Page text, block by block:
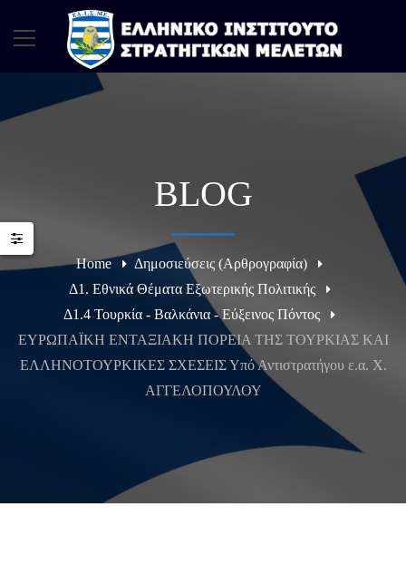
BLOG
Home
Δημοσιεύσεις (Αρθρογραφία)
Δ1. Εθνικά Θέματα Εξωτερικής Πολιτικής
Δ1.4 Τουρκία - Βαλκάνια - Εύξεινος Πόντος
ΕΥΡΩΠΑΪΚΗ ΕΝΤΑΞΙΑΚΗ ΠΟΡΕΙΑ ΤΗΣ ΤΟΥΡΚΙΑΣ ΚΑΙ
ΕΛΛΗΝΟΤΟΥΡΚΙΚΕΣ ΣΧΕΣΕΙΣ Υπό Αντιστρατήγου ε.α. Χ.
ΑΓΓΕΛΟΠΟΥΛΟΥ